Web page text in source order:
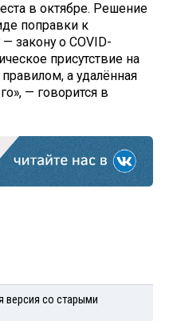
в октябре. Решение
поправки к
закону о COVID-
присутствие на
а удалённая
— говорится в
версия со старыми